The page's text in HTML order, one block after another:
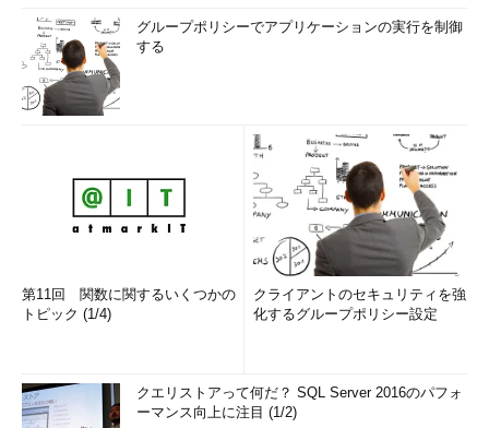
グループポリシーでアプリケーションの実行を制御
する
第11回 関数に関するいくつかの
トピック (1/4)
クライアントのセキュリティを強
化するグループポリシー設定
クエリストアって何だ？ SQL Server 2016のパフォ
ーマンス向上に注目 (1/2)